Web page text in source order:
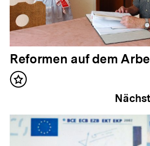
V
o
r
e
r
Reformen auf dem
Inhalt